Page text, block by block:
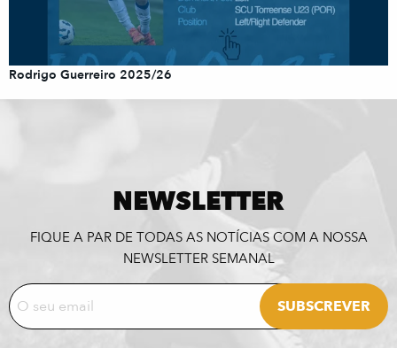
Rodrigo Guerreiro 2025/26
NEWSLETTER
FIQUE A PAR DE TODAS AS NOTÍCIAS COM A NOSSA
NEWSLETTER SEMANAL